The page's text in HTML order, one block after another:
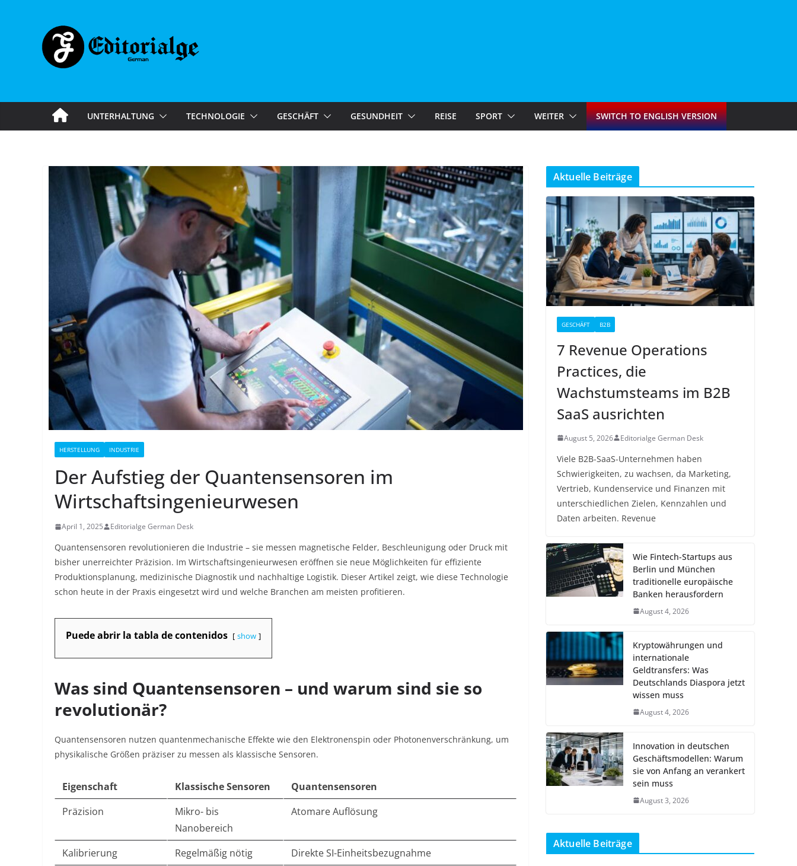
UNTERHALTUNG TECHNOLOGIE GESCHÄFT GESUNDHEIT REISE SPORT WEITER SWITCH TO ENGLISH VERSION
HERSTELLUNG INDUSTRIE
Der Aufstieg der Quantensensoren im
Wirtschaftsingenieurwesen
April 1, 2025 Editorialge German Desk
Quantensensoren revolutionieren die Industrie – sie messen magnetische Felder, Beschleunigung oder Druck mit
bisher unerreichter Präzision. Im Wirtschaftsingenieurwesen eröffnen sie neue Möglichkeiten für effiziente
Produktionsplanung, medizinische Diagnostik und nachhaltige Logistik. Dieser Artikel zeigt, wie diese Technologie
schon heute in der Praxis eingesetzt wird und welche Branchen am meisten profitieren.
Puede abrir la tabla de contenidos show
Was sind Quantensensoren – und warum sind sie so
revolutionär?
Quantensensoren nutzen quantenmechanische Effekte wie den Elektronenspin oder Photonenverschränkung, um
physikalische Größen präziser zu messen als klassische Sensoren.
Eigenschaft Klassische Sensoren
Quantensensoren
Präzision
Mikro- bis
Nanobereich
Atomare Auflösung
Kalibrierung Regelmäßig nötig
Direkte SI-Einheitsbezugnahme
Aktuelle Beiträge
GESCHÄFT B2B
7 Revenue Operations
Practices, die
Wachstumsteams im B2B
SaaS ausrichten
August 5, 2026 Editorialge German Desk
Viele B2B-SaaS-Unternehmen haben
Schwierigkeiten, zu wachsen, da Marketing,
Vertrieb, Kundenservice und Finanzen mit
unterschiedlichen Zielen, Kennzahlen und
Daten arbeiten. Revenue
Wie Fintech-Startups aus
Berlin und München
traditionelle europäische
Banken herausfordern
August 4, 2026
Kryptowährungen und
internationale
Geldtransfers: Was
Deutschlands Diaspora jetzt
wissen muss
August 4, 2026
Innovation in deutschen
Geschäftsmodellen: Warum
sie von Anfang an verankert
sein muss
August 3, 2026
Aktuelle Beiträge